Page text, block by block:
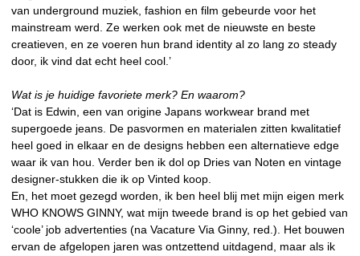
van underground muziek, fashion en film gebeurde voor het
mainstream werd. Ze werken ook met de nieuwste en beste
creatieven, en ze voeren hun brand identity al zo lang zo steady
door, ik vind dat echt heel cool.’
Wat is je huidige favoriete merk? En waarom?
‘Dat is Edwin, een van origine Japans workwear brand met
supergoede jeans. De pasvormen en materialen zitten kwalitatief
heel goed in elkaar en de designs hebben een alternatieve edge
waar ik van hou. Verder ben ik dol op Dries van Noten en vintage
designer-stukken die ik op Vinted koop.
En, het moet gezegd worden, ik ben heel blij met mijn eigen merk
WHO KNOWS GINNY, wat mijn tweede brand is op het gebied van
‘coole’ job advertenties (na Vacature Via Ginny, red.). Het bouwen
ervan de afgelopen jaren was ontzettend uitdagend, maar als ik